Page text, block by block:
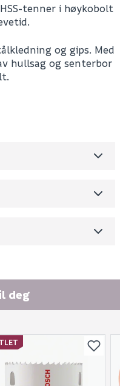
tenner i høykobolt
og gips. Med
hullsag og senterbor
0
deg